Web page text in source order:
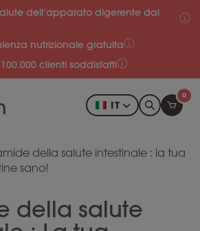
dell’apparato digerente dal
nutrizionale gratuita
clienti soddisfatti
IT
0
della salute intestinale : la tua
sano!
della salute